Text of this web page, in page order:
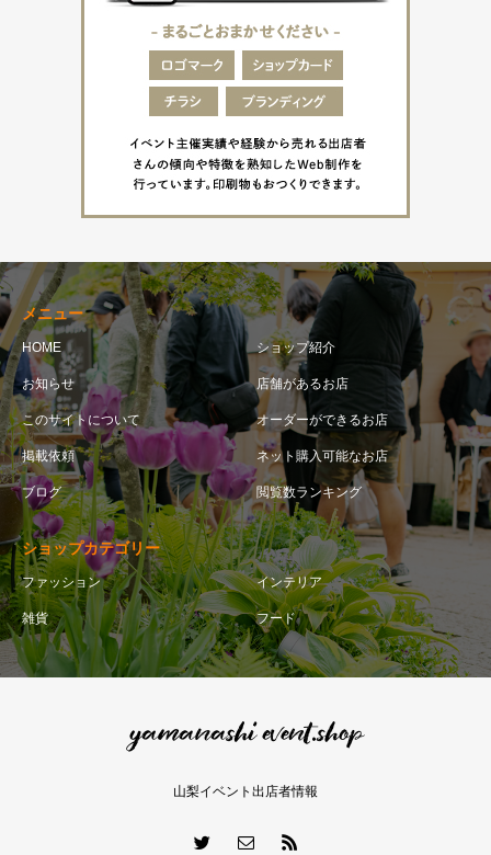
メニュー
HOME ショップ紹介
お知らせ 店舗があるお店
このサイトについて オーダーができるお店
掲載依頼 ネット購入可能なお店
ブログ 閲覧数ランキング
ショップカテゴリー
ファッション インテリア
雑貨 フード
山梨イベント出店者情報